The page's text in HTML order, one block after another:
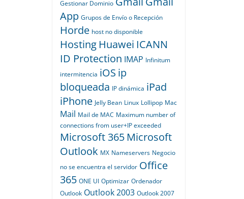
Gestionar Dominio
App Grupos de Envío o Recepción
Horde host no disponible
Hosting Huawei ICANN
ID Protection IMAP Infinitum
intermitencia iOS ip
bloqueada IP dinámica iPad
iPhone Jelly Bean Linux Lollipop Mac
Mail Mail de MAC Maximum number of
connections from user+IP exceeded
Microsoft 365 Microsoft
Outlook MX Nameservers Negocio
no se encuentra el servidor Office
365 ONE UI Optimizar Ordenador
Outlook Outlook 2003 Outlook 2007